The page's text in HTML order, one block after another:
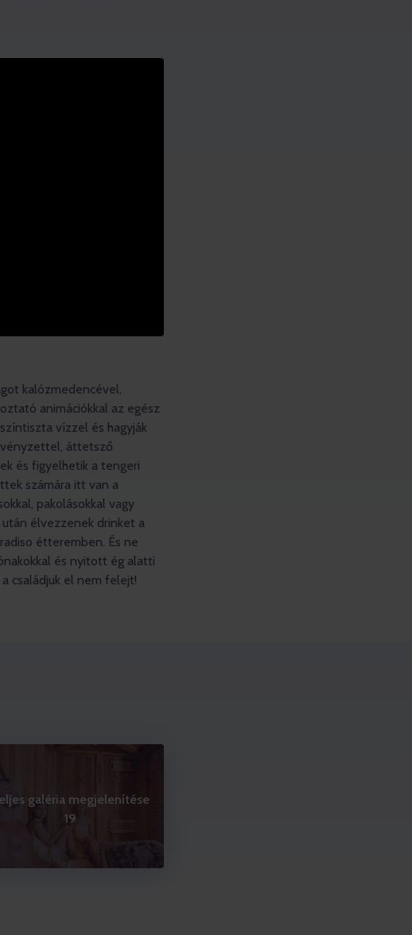
kalózmedencével,
animációkkal az egész
vízzel és hagyják
áttetsző
és figyelhetik a tengeri
számára itt van a
pakolásokkal vagy
élvezzenek drinket a
étteremben. És ne
és nyitott ég alatti
családjuk el nem felejt!
galéria megjelenítése
19